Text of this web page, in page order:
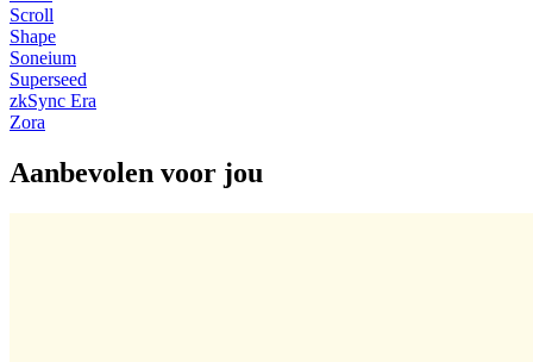
Scroll
Shape
Soneium
Superseed
zkSync Era
Zora
Aanbevolen voor jou